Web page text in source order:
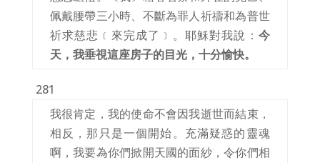
佩戴腰帶三小時、不斷為罪人祈禱和為普世
祈求慈悲﹝來完成了﹞。耶穌對我說： 今
天，我垂視這座房子的目光，十分愉快。
281
我很肯定，我的使命不會因我逝世而結束，
相反，那只是一個開始。充滿疑惑的靈魂
啊，我要為你們掀開天國的面紗，令你們相